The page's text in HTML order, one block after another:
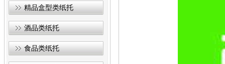
精品盒型类纸托
酒品类纸托
食品类纸托